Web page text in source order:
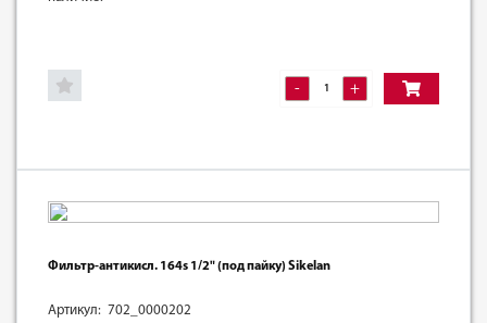
- +
Фильтр-антикисл. 164s 1/2" (под пайку) Sikelan
Артикул: 702_0000202